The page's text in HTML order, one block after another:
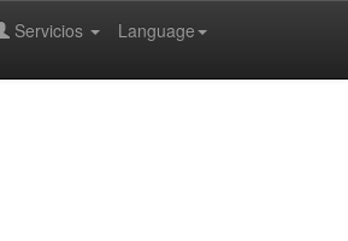
Language
Servicios